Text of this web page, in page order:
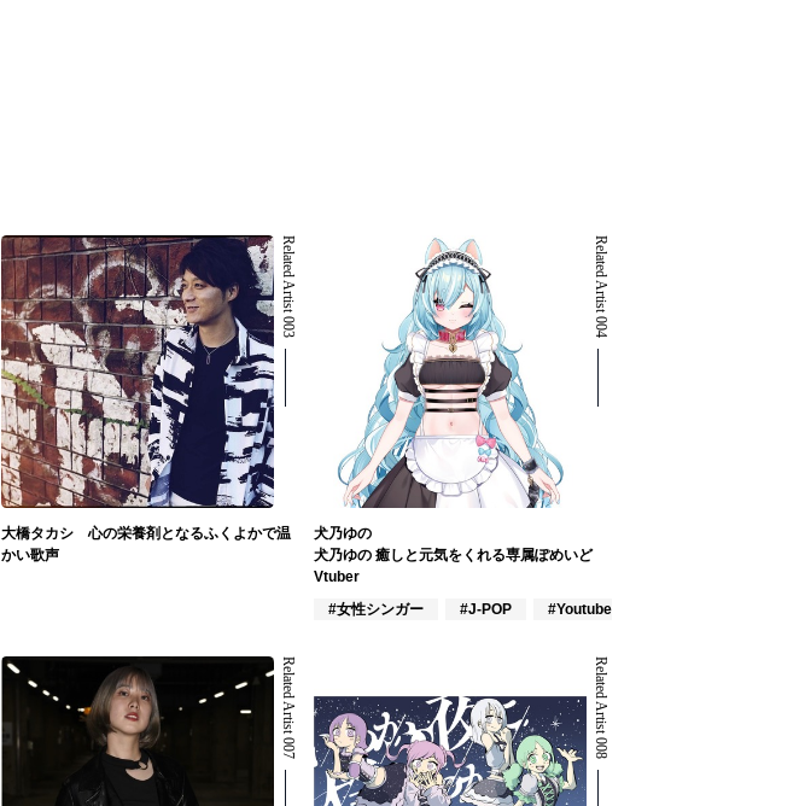
Related Artist 003
大橋タカシ 心の栄養剤となるふくよかで温
かい歌声
Related Artist 004
犬乃ゆの
犬乃ゆの 癒しと元気をくれる専属ぽめいど
Vtuber
#女性シンガー
#J-POP #Youtuber
Related Artist 007 Related Artist 008